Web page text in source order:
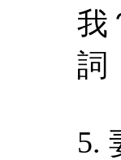
我
詞
5.